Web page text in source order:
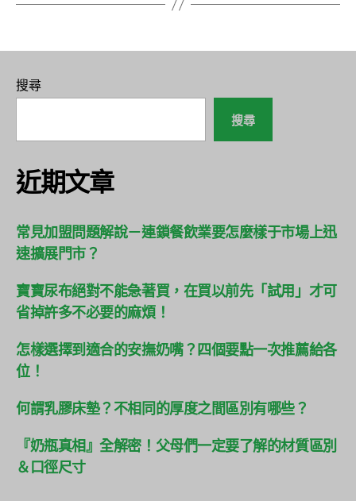
搜尋
搜尋
近期文章
常見加盟問題解說－連鎖餐飲業要怎麼樣于市場上迅
速擴展門市？
寶寶尿布絕對不能急著買，在買以前先「試用」才可
省掉許多不必要的麻煩！
怎樣選擇到適合的安撫奶嘴？四個要點一次推薦給各
位！
何謂乳膠床墊？不相同的厚度之間區別有哪些？
『奶瓶真相』全解密！父母們一定要了解的材質區別
＆口徑尺寸